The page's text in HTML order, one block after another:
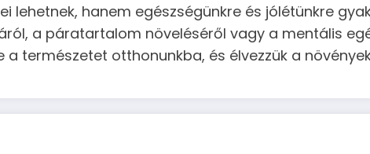
lehetnek, hanem egészségünkre és jólétünkre
a páratartalom növeléséről vagy a mentális
természetet otthonunkba, és élvezzük a